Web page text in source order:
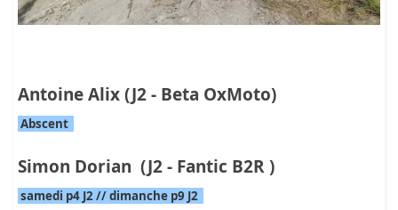
Antoine Alix (J2 - Beta OxMoto)
Abscent
Simon Dorian (J2 - Fantic B2R )
samedi p4 J2 // dimanche p9 J2